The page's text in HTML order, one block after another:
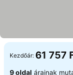
Kezdőár: 61 757
9 oldal árainak